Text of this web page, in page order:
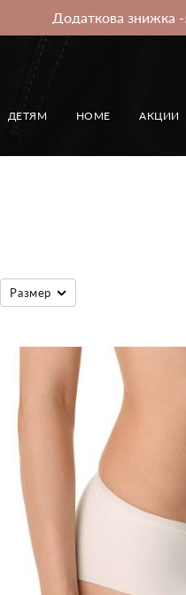
Додаткова знижка
ДЕТЯМ HOME АКЦИИ
Размер